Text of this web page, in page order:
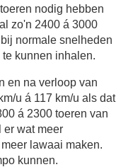
nodig hebben
zo'n 2400 á 3000
normale snelheden
kunnen inhalen.
en na verloop van
u á 117 km/u als dat
á 2300 toeren van
er wat meer
lawaai maken.
kunnen.